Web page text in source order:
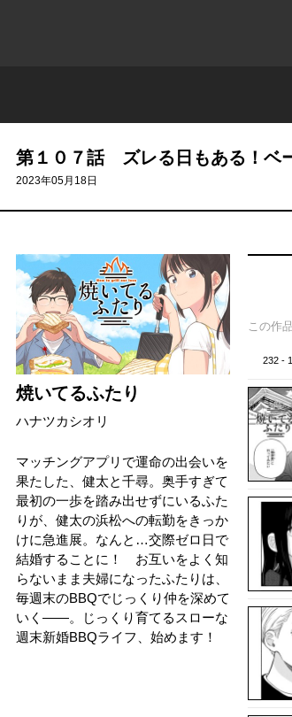
第１０７話 ズレる日もある！ベ
2023年05月18日
焼いてるふたり
ハナツカシオリ
マッチングアプリで運命の出会いを
果たした、健太と千尋。奥手すぎて
最初の一歩を踏み出せずにいるふた
りが、健太の浜松への転勤をきっか
けに急進展。なんと…交際ゼロ日で
結婚することに！ お互いをよく知
らないまま夫婦になったふたりは、
毎週末のBBQでじっくり仲を深めて
いく――。じっくり育てるスローな
週末新婚BBQライフ、始めます！
この作
232 -